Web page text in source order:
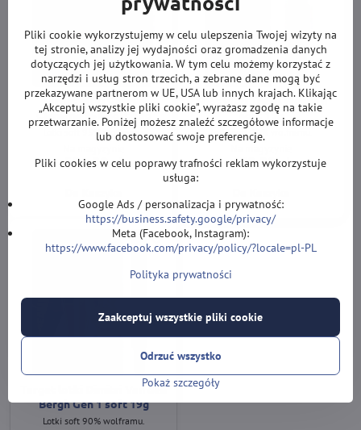
Target lotki Gabriel
Clemens 95K soft 19g
Lotki soft 95% wolframu.
554,80 zł
Shot lotki Tribal Weapon
soft 19g
Lotki soft 90% wolframu.
479,20 zł
Target lotki Dimitri Van den
Bergh Gen 1 soft 19g
Lotki soft 90% wolframu.
Pliki cookie wykorzystujemy w celu ulepszenia Twojej wizyty na
tej stronie, analizy jej wydajności oraz gromadzenia danych
dotyczących jej użytkowania. W tym celu możemy korzystać z
narzędzi i usług stron trzecich, a zebrane dane mogą być
przekazywane partnerom w UE, USA lub innych krajach. Klikając
„Akceptuj wszystkie pliki cookie", wyrażasz zgodę na takie
przetwarzanie. Poniżej możesz znaleźć szczegółowe informacje
lub dostosować swoje preferencje.
Pliki cookies w celu poprawy trafności reklam wykorzystuje
usługa:
Google Ads / personalizacja i prywatność:
https://business.safety.google/privacy/
Meta (Facebook, Instagram):
https://www.facebook.com/privacy/policy/?locale=pl-PL
Polityka prywatności
Pokaż szczegóły
Zaakceptuj wszystkie pliki cookie
Odrzuć wszystko